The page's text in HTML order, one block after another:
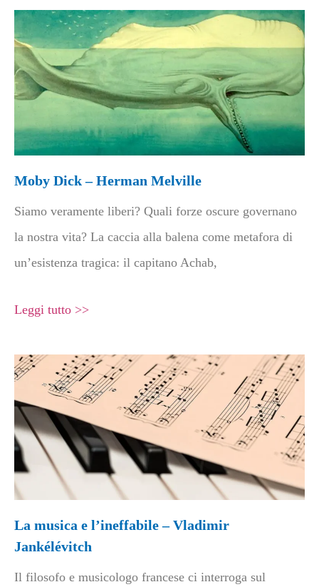
Moby Dick – Herman Melville
Siamo veramente liberi? Quali forze oscure governano
la nostra vita? La caccia alla balena come metafora di
un’esistenza tragica: il capitano Achab,
Leggi tutto >>
La musica e l’ineffabile – Vladimir
Jankélévitch
Il filosofo e musicologo francese ci interroga sul